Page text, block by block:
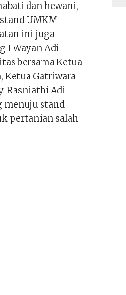
dan hewani,
UMKM
ini juga
I Wayan Adi
bersama Ketua
Ketua Gatriwara
Rasniathi Adi
menuju stand
pertanian salah